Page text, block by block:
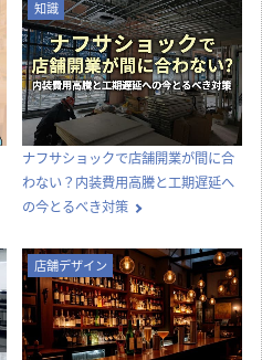
知識
ナフサショックで店舗開業が間に合
わない？内装費用高騰と工期遅延へ
の今とるべき対策
店舗デザイン